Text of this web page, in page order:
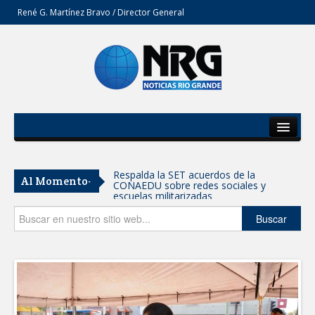
René G. Martínez Bravo / Director General
Del Estado
Secciones
Opinión
Al Momento- Respalda la SET acuerdos de la
CONAEDU sobre redes sociales y
escuelas militarizadas
AVANZAN TRABAJOS DE
MANTIENE EL RITMO DE LAS OBRAS
PRIORITARIAS
Atendió Protección Civil de Reynosa
reportes ante lluvias
Buscar